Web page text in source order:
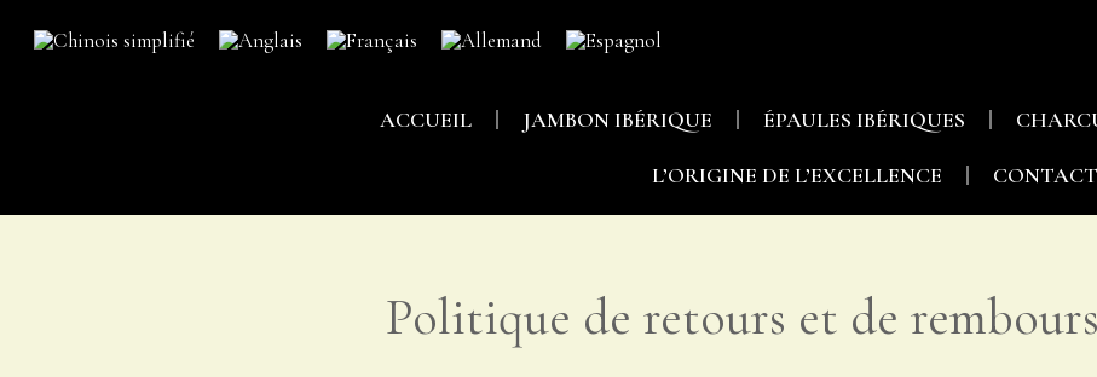
ACCUEIL JAMBON IBÉRIQUE ÉPAULES IBÉRIQUES
L’ORIGINE DE L’EXCELLENCE CONTACT
Politique de retours et de